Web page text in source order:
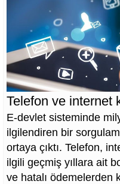
Telefon ve internet
E-devlet sisteminde
ilgilendiren bir
ortaya çıktı. Telefon,
ilgili geçmiş yıllara ait
ve hatalı ödemelerden